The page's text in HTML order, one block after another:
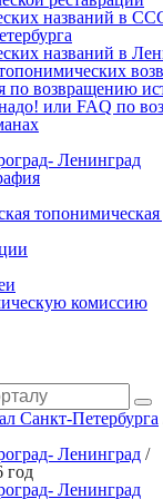
названий в
названий в
возвращению
или FAQ по
Ленинград
топонимическая
комиссию
Санкт-Петербурга
Ленинград /
год
Ленинград